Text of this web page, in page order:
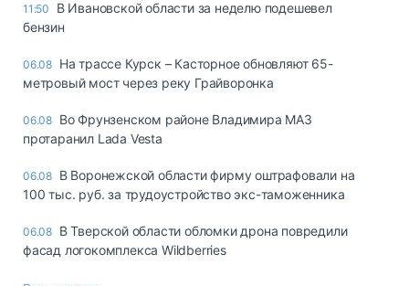
11:50
В Ивановской области за неделю подешевел
бензин
06.08 На трассе Курск – Касторное обновляют 65-
метровый мост через реку Грайворонка
06.08 Во Фрунзенском районе Владимира МАЗ
протаранил Lada Vesta
06.08 В Воронежской области фирму оштрафовали на
100 тыс. руб. за трудоустройство экс-таможенника
06.08 В Тверской области обломки дрона повредили
фасад логокомплекса Wildberries